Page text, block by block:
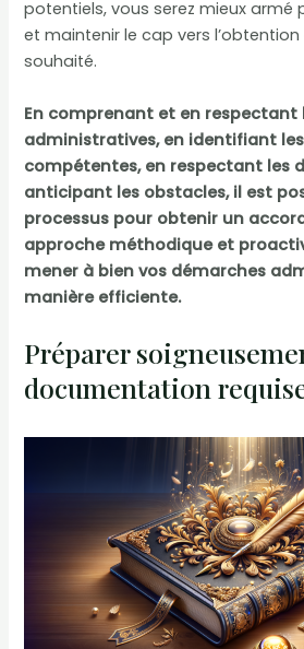
potentiels, vous serez mieux armé
et maintenir le cap vers l’obtention
souhaité.
En comprenant et en respectant
administratives, en identifiant
compétentes, en respectant les
anticipant les obstacles, il est
processus pour obtenir un
approche méthodique et
mener à bien vos démarches
manière efficiente.
Préparer
documentation